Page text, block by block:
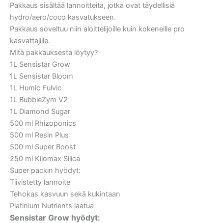
Pakkaus sisältää lannoitteita, jotka ovat täydellisiä
hydro/aero/coco kasvatukseen.
Pakkaus soveltuu niin aloittelijoille kuin kokeneille pro
kasvattajille.
Mitä pakkauksesta löytyy?
1L Sensistar Grow
1L Sensistar Bloom
1L Humic Fulvic
1L BubbleZym V2
1L Diamond Sugar
500 ml Rhizoponics
500 ml Resin Plus
500 ml Super Boost
250 ml Kilomax Silica
Super packin hyödyt:
Tiivistetty lannoite
Tehokas kasvuun sekä kukintaan
Platinium Nutrients laatua
Sensistar Grow hyödyt: